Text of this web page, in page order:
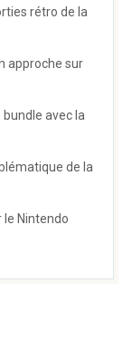
rétro de la
approche sur
bundle avec la
de la
le Nintendo